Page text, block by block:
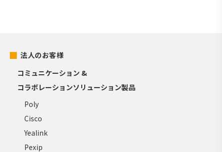
法人のお客様
コミュニケーション &
コラボレーションソリューション製品
Poly
Cisco
Yealink
Pexip